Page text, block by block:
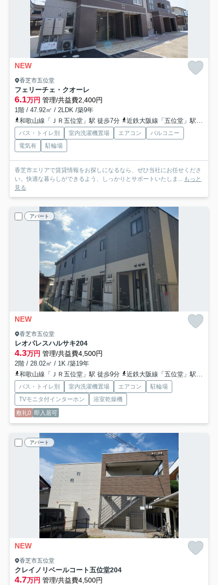
NEW
香芝市五位堂
フェリーチェ・クオーレ
6.1万円 管理/共益費2,400円
1階 / 47.92㎡ / 2LDK /築9年
和歌山線「ＪＲ五位堂」駅 徒歩7分
近鉄大阪線「五位堂」駅 徒歩9分
バス・トイレ別 室内洗濯機置場 エアコン
バルコニー
電気有
駐輪場
香芝市エリアで賃貸情報をお探しになるなら、ぜひ当社にお任せくださ
い。快適な暮らしができるよう、しっかりとサポートいたしま... もっと
見る
アパート
NEW
香芝市五位堂
レオパレスハルサキ204
4.3万円 管理/共益費4,500円
2階 / 28.02㎡ / 1K /築19年
和歌山線「ＪＲ五位堂」駅 徒歩9分
近鉄大阪線「五位堂」駅 徒歩12分
バス・トイレ別 室内洗濯機置場 エアコン
駐輪場
TVモニタ付インターホン
浴室乾燥機
敷礼0 即入居可
アパート
NEW
香芝市五位堂
クレイノリベールコート五位堂204
4.7万円 管理/共益費4,500円